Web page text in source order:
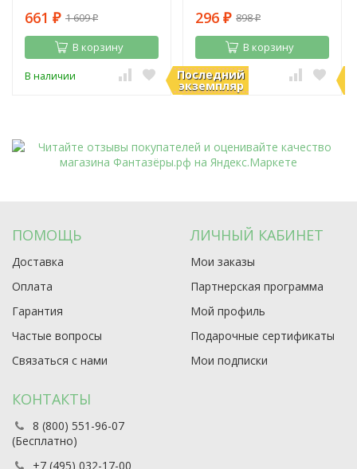
661 ₽ 1 609₽
В корзину
В наличии Последний
экземпляр
296 ₽ 898₽
В корзину
В наличии
ПОМОЩЬ
Доставка
Оплата
Гарантия
Частые вопросы
Связаться с нами
ЛИЧНЫЙ КАБИНЕТ
Мои заказы
Партнерская программа
Мой профиль
Подарочные сертификаты
Мои подписки
КОНТАКТЫ
8 (800) 551-96-07
(Бесплатно)
+7 (495) 032-17-00